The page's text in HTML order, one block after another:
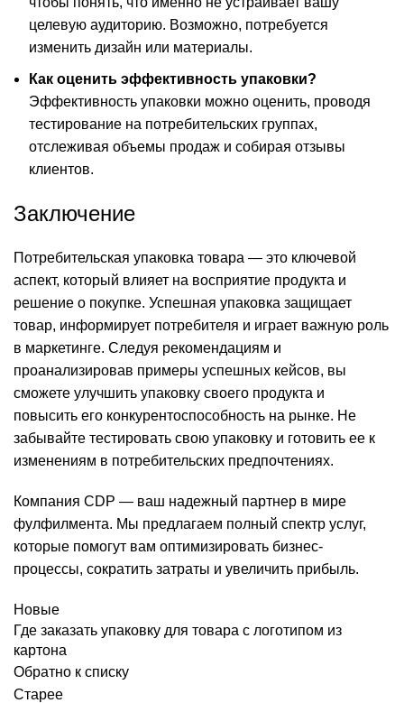
целевую аудиторию. Возможно, потребуется
изменить дизайн или материалы.
Как оценить эффективность упаковки?
Эффективность упаковки можно оценить, проводя
тестирование на потребительских группах,
отслеживая объемы продаж и собирая отзывы
клиентов.
Заключение
Потребительская упаковка товара — это ключевой
аспект, который влияет на восприятие продукта и
решение о покупке. Успешная упаковка защищает
товар, информирует потребителя и играет важную роль
в маркетинге. Следуя рекомендациям и
проанализировав примеры успешных кейсов, вы
сможете улучшить упаковку своего продукта и
повысить его конкурентоспособность на рынке. Не
забывайте тестировать свою упаковку и готовить ее к
изменениям в потребительских предпочтениях.
Компания CDP — ваш надежный партнер в мире
фулфилмента. Мы предлагаем полный спектр услуг,
которые помогут вам оптимизировать бизнес-
процессы, сократить затраты и увеличить прибыль.
Новые
Где заказать упаковку для товара с логотипом из
картона
Обратно к списку
Старее